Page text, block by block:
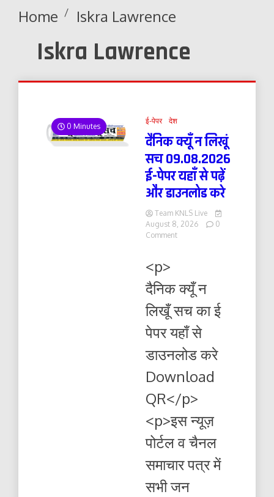
Home Iskra Lawrence
Iskra Lawrence
0 Minutes
ई-पेपर देश
दैनिक क्यूँ न लिखूं
सच 09.08.2026
ई-पेपर यहाँ से पढ़ें
और डाउनलोड करे
Team KNLS Live
August 8, 2026
0
Commenton
सच
09.08.2026
ई-
यहाँ
पढ़ें
डाउनलोड
<p>
दैनिक क्यूँ न
लिखूँ सच का ई
पेपर यहाँ से
डाउनलोड करे
Download
QR</p>
<p>इस न्यूज़
पोर्टल व चैनल
समाचार पत्र में
सभी जन